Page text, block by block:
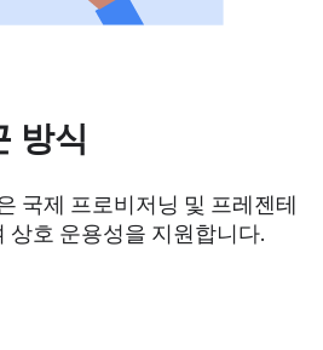
방식
국제 프로비저닝 및 프레젠테
상호 운용성을 지원합니다.